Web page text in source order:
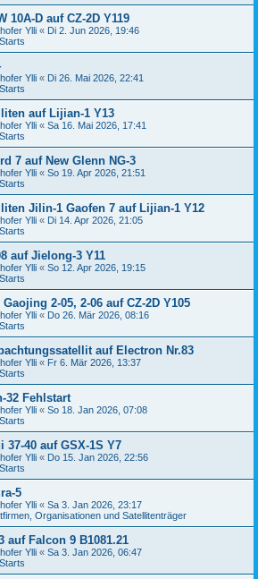
10A-D auf CZ-2D Y119
Ylli « Di 2. Jun 2026, 19:46
Ylli « Di 26. Mai 2026, 22:41
auf Lijian-1 Y13
Ylli « Sa 16. Mai 2026, 17:41
7 auf New Glenn NG-3
Ylli « So 19. Apr 2026, 21:51
Jilin-1 Gaofen 7 auf Lijian-1 Y12
Ylli « Di 14. Apr 2026, 21:05
auf Jielong-3 Y11
Ylli « So 12. Apr 2026, 19:15
2-05, 2-06 auf CZ-2D Y105
Ylli « Do 26. Mär 2026, 08:16
auf Electron Nr.83
Ylli « Fr 6. Mär 2026, 13:37
32 Fehlstart
Ylli « So 18. Jan 2026, 07:08
37-40 auf GSX-1S Y7
Ylli « Do 15. Jan 2026, 22:56
5
Ylli « Sa 3. Jan 2026, 23:17
Organisationen und Satellitenträger
auf Falcon 9 B1081.21
Ylli « Sa 3. Jan 2026, 06:47